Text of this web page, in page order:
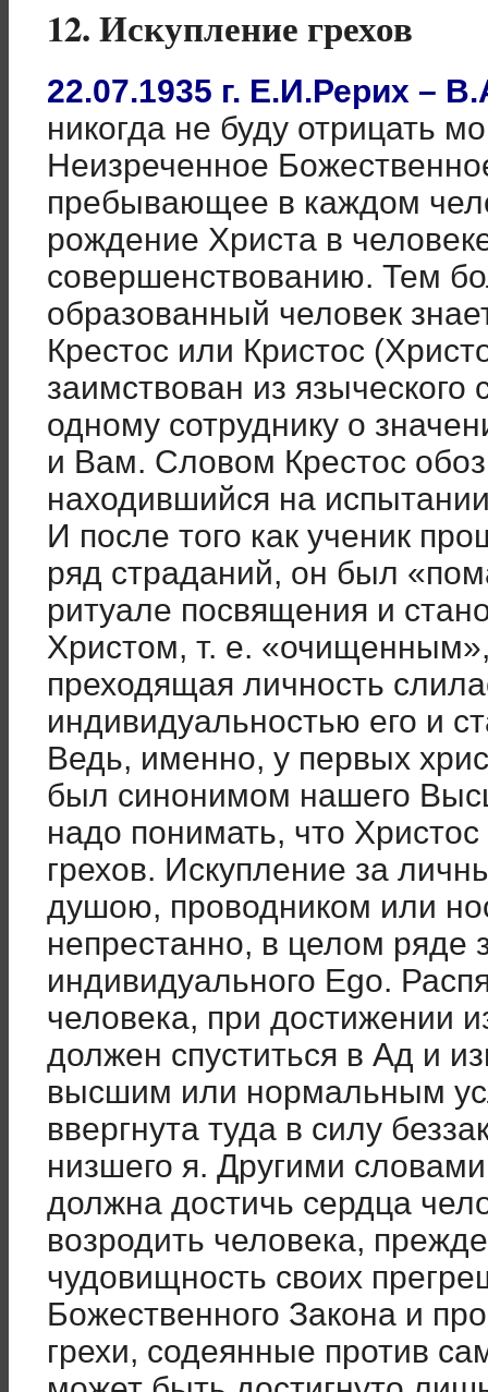
12. Искупление грехов
22.07.1935 г. Е.И.Рерих –
никогда не буду отрицать
Неизреченное
пребывающее в каждом
рождение Христа в
совершенствованию. Тем
образованный человек
Крестос или Кристос
заимствован из
одному сотруднику о
и Вам. Словом Крестос
находившийся на
И после того как ученик
ряд страданий, он был
ритуале посвящения и
Христом, т. е.
преходящая личность
индивидуальностью его и
Ведь, именно, у первых
был синонимом нашего
надо понимать, что
грехов. Искупление за
душою, проводником или
непрестанно, в целом ряде
индивидуального Ego.
человека, при достижении
должен спуститься в Ад и
высшим или нормальным
ввергнута туда в силу
низшего я. Другими
должна достичь сердца
возродить человека,
чудовищность своих
Божественного Закона и
грехи, содеянные против